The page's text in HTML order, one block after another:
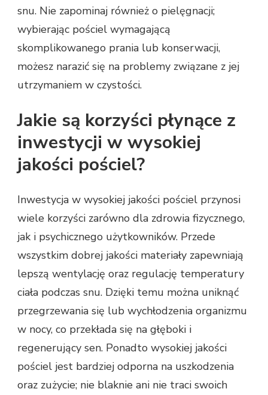
snu. Nie zapominaj również o pielęgnacji;
wybierając pościel wymagającą
skomplikowanego prania lub konserwacji,
możesz narazić się na problemy związane z jej
utrzymaniem w czystości.
Jakie są korzyści płynące z
inwestycji w wysokiej
jakości pościel?
Inwestycja w wysokiej jakości pościel przynosi
wiele korzyści zarówno dla zdrowia fizycznego,
jak i psychicznego użytkowników. Przede
wszystkim dobrej jakości materiały zapewniają
lepszą wentylację oraz regulację temperatury
ciała podczas snu. Dzięki temu można uniknąć
przegrzewania się lub wychłodzenia organizmu
w nocy, co przekłada się na głęboki i
regenerujący sen. Ponadto wysokiej jakości
pościel jest bardziej odporna na uszkodzenia
oraz zużycie; nie blaknie ani nie traci swoich